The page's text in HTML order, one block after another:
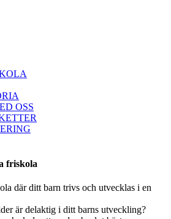
OSS
friskola
där ditt barn trivs och utvecklas i en
är delaktig i ditt barns utveckling?